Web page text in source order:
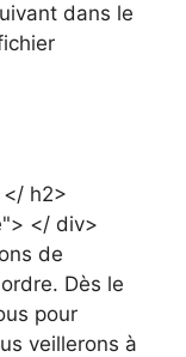
dans le
h2>
</ div>
de
Dès le
pour
veillerons à